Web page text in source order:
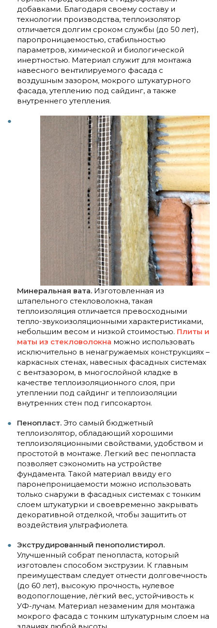
добавками. Благодаря своему составу и
технологии производства, теплоизолятор
отличается долгим сроком службы (до 50 лет),
паропроницаемостью, стабильностью
параметров, химической и биологической
инертностью. Материал служит для монтажа
навесного вентилируемого фасада с
воздушным зазором, мокрого штукатурного
фасада, утеплению под сайдинг, а также
внутреннего утепления.
Минеральная вата. Изготовленная из
штапельного стекловолокна, такая
теплоизоляция отличается превосходными
тепло-звукоизоляционными характеристиками,
небольшим весом и низкой стоимостью. Плиты и
маты из стекловолокна можно использовать
исключительно в ненагружаемых конструкциях –
каркасных стенах, навесных фасадных системах
с вентзазором, в многослойной кладке в
качестве теплоизоляционного слоя, при
утеплении под сайдинг и теплоизоляции
внутренних стен под гипсокартон.
Пенопласт. Это самый бюджетный
теплоизолятор, обладающий хорошими
теплоизоляционными свойствами, удобством и
простотой в монтаже. Легкий вес пенопласта
позволяет сэкономить на устройстве
фундамента. Такой материал ввиду его
паронепроницаемости можно использовать
только снаружи в фасадных системах с тонким
слоем штукатурки и своевременно закрывать
декоративной отделкой, чтобы защитить от
воздействия ультрафиолета.
Экструдированный пенополистирол.
Улучшенный собрат пенопласта, который
изготовлен способом экструзии. К главным
преимуществам следует отнести долговечность
(до 60 лет), высокую прочность, нулевое
водопоглощение, лёгкий вес, устойчивость к
УФ-лучам. Материал незаменим для монтажа
мокрого фасада с тонким штукатурным слоем на